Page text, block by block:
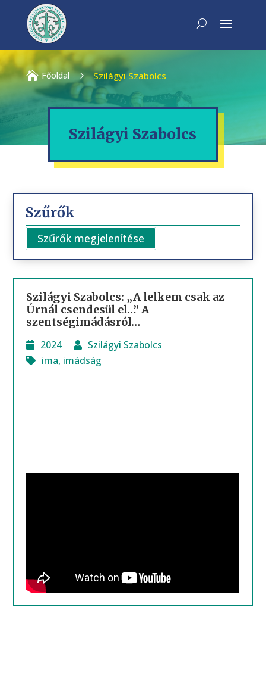
 Főoldal 5 Szilágyi Szabolcs
Szilágyi Szabolcs
Szilágyi Szabolcs: „A lelkem csak az
Úrnál csendesül el…” A
szentségimádásról…
2024
Szilágyi Szabolcs
ima, imádság
Szűrők
Szűrők megjelenítése